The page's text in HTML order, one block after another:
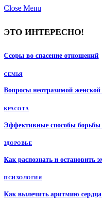
Close Menu
ЭТО ИНТЕРЕСНО!
Ссоры во спасение отношений
СЕМЬЯ
Вопросы неотразимой
КРАСОТА
Эффективные способы борьбы
ЗДОРОВЬЕ
Как распознать и остановить
ПСИХОЛОГИЯ
Как вылечить аритмию сердца